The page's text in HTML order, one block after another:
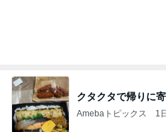
クタクタで帰りに
Amebaトピックス 1